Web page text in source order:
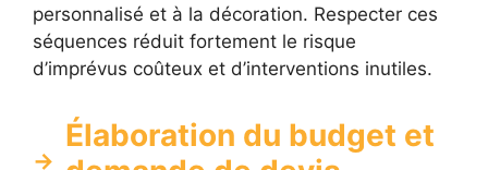
personnalisé et à la décoration. Respecter ces
séquences réduit fortement le risque
d’imprévus coûteux et d’interventions inutiles.
Élaboration du budget et